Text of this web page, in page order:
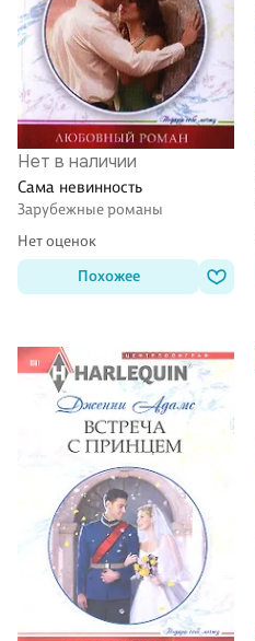
Нет в наличии
Сама невинность
Зарубежные романы
Нет оценок
Похожее